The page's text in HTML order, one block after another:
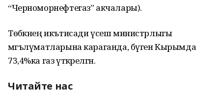
“Черноморнефтегаз” акчалары).
Төбәкнең икътисади үсеш министрлыгы
мәгълүматларына караганда, бүген Кырымда
73,4%ка газ үткәрелгән.
Читайте нас